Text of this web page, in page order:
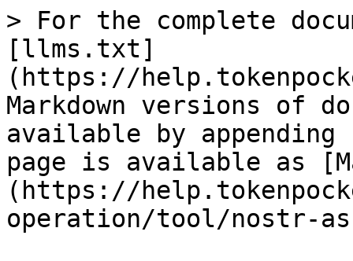
> For the complete
[llms.txt]
(https://
Markdown versions of
available by
page is available as
(https://
operation/tool/nostr-